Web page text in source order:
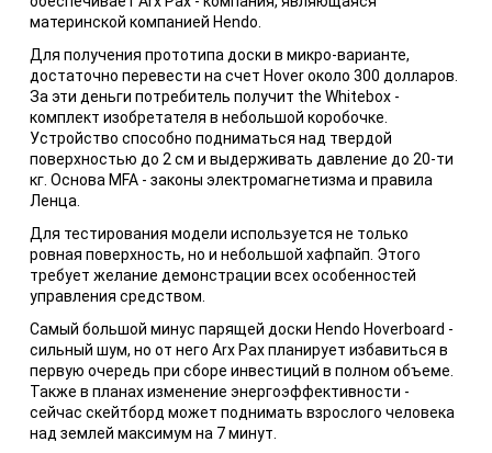
материнской компанией Hendo.
Для получения прототипа доски в микро-варианте,
достаточно перевести на счет Hover около 300 долларов.
За эти деньги потребитель получит the Whitebox -
комплект изобретателя в небольшой коробочке.
Устройство способно подниматься над твердой
поверхностью до 2 см и выдерживать давление до 20-ти
кг. Основа MFA - законы электромагнетизма и правила
Ленца.
Для тестирования модели используется не только
ровная поверхность, но и небольшой хафпайп. Этого
требует желание демонстрации всех особенностей
управления средством.
Самый большой минус парящей доски Hendo Hoverboard -
сильный шум, но от него Arx Pax планирует избавиться в
первую очередь при сборе инвестиций в полном объеме.
Также в планах изменение энергоэффективности -
сейчас скейтборд может поднимать взрослого человека
над землей максимум на 7 минут.